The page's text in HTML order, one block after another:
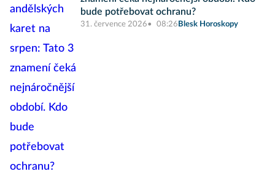
bude potřebovat ochranu?
31. července 2026 08:26 Blesk Horoskopy